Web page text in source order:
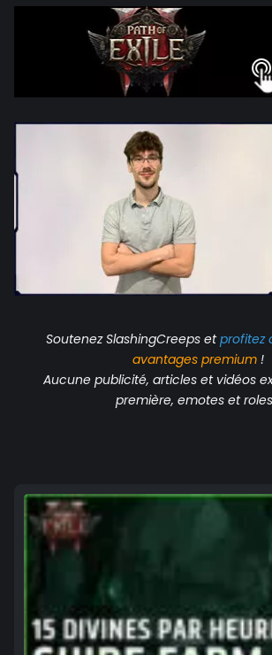
Soutenez SlashingCreeps etprofitez
avantagespremium!
Aucune publicité, articles et vidéos
première, emotes et